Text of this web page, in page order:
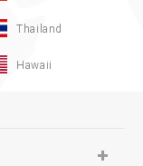
Thailand
Hawaii